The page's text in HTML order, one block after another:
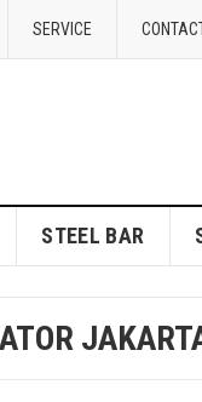
SERVICE
STEEL BAR